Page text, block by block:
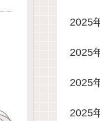
2025
2025
2025
2025